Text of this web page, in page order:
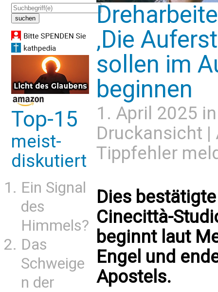
Top-15
meist-
diskutiert
Ein Signal
des
Himmels?
Das
Schweige
n der
‚Die
sollen im
beginnen
1. April 2025
Druckansicht |
Tippfehler
Dies
Cinecittà-
beginnt laut
Engel und
Apostels.